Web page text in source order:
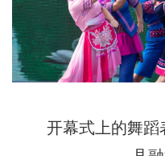
开幕式上的舞蹈